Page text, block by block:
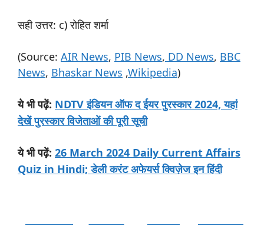
सही उत्तर: c) रोहित शर्मा
(Source: AIR News, PIB News, DD News, BBC
News, Bhaskar News ,Wikipedia)
ये भी पढ़ें: NDTV इंडियन ऑफ द ईयर पुरस्कार 2024, यहां
देखें पुरस्कार विजेताओं की पूरी सूची
ये भी पढ़ें: 26 March 2024 Daily Current Affairs
Quiz in Hindi; डेली करंट अफेयर्स क्विज़ेज इन हिंदी